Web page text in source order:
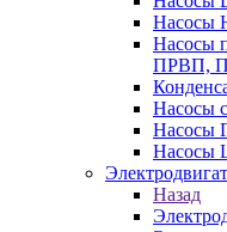
Насосы
Насосы
ПРВП,
Насосы
Насосы
Насосы
Назад